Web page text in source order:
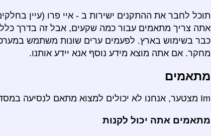
תוכל לחבר את ההתקנים ישירות ב - איי פרו (עיין
אתה צריך מתאמים עבור כמה שקעים, אבל זה בדרך
כבר בשימוש בארץ. לפעמים ערים שונות משתמש
מחקר. אם אתה מוצא מידע נוסף אנא יידע אותנו.
מתאמים
Im מצטער, אנחנו לא יכולים למצוא מתאם לנסיעה במסד הנתונים שלנו.
מתאמים אתה יכול לקנות